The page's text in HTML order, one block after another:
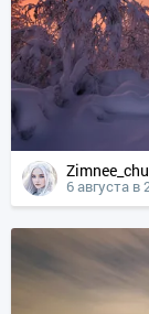
6 августа в